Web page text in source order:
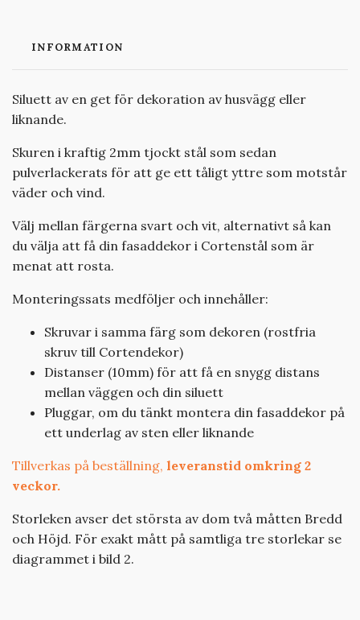
INFORMATION
Siluett av en get för dekoration av husvägg eller
liknande.
Skuren i kraftig 2mm tjockt stål som sedan
pulverlackerats för att ge ett tåligt yttre som motstår
väder och vind.
Välj mellan färgerna svart och vit, alternativt så kan
du välja att få din fasaddekor i Cortenstål som är
menat att rosta.
Monteringssats medföljer och innehåller:
Skruvar i samma färg som dekoren (rostfria
skruv till Cortendekor)
Distanser (10mm) för att få en snygg distans
mellan väggen och din siluett
Pluggar, om du tänkt montera din fasaddekor på
ett underlag av sten eller liknande
Tillverkas på beställning, leveranstid omkring 2
veckor.
Storleken avser det största av dom två måtten Bredd
och Höjd. För exakt mått på samtliga tre storlekar se
diagrammet i bild 2.